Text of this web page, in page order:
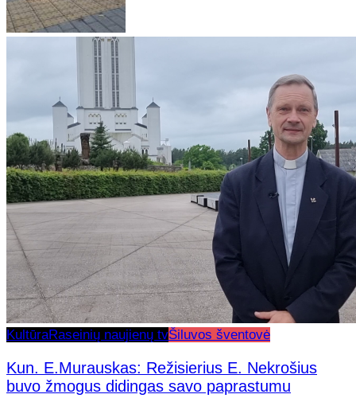
KultūraRaseinių naujienų tvŠiluvos šventovė
Kun. E.Murauskas: Režisierius E. Nekrošius
buvo žmogus didingas savo paprastumu